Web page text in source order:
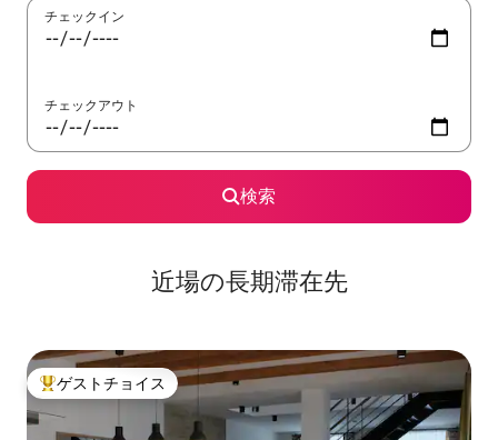
チェックイン
チェックアウト
検索
近場の長期滞在先
大好評のゲストチョイスです。
ゲストチョイス